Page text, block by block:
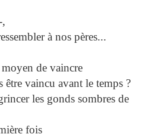
à nos pères...
de vaincre
être vaincu avant le temps ?
les gonds sombres de
fois